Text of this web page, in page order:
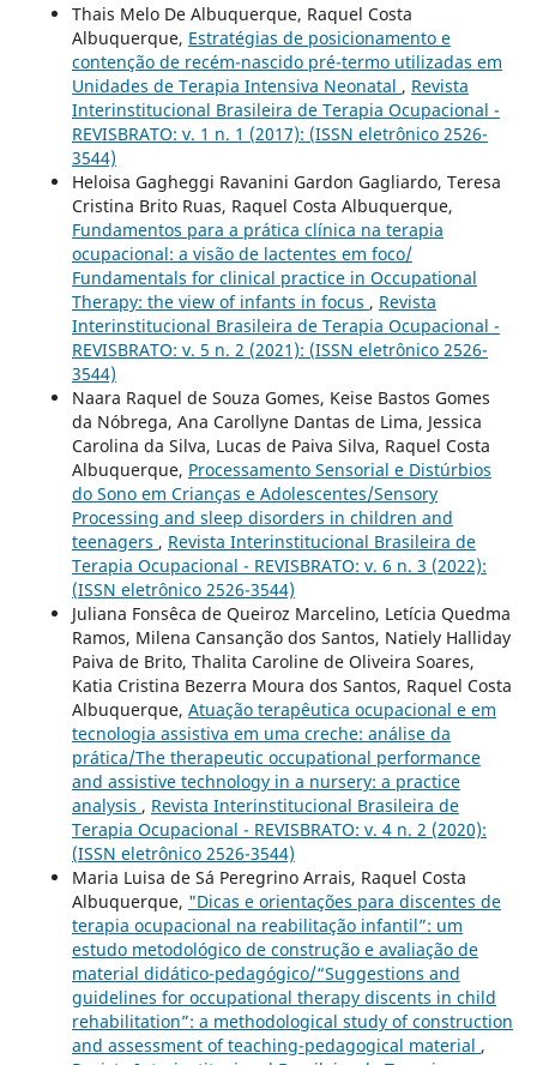
Thais Melo De Albuquerque, Raquel Costa
Albuquerque, Estratégias de posicionamento e
contenção de recém-nascido pré-termo utilizadas em
Unidades de Terapia Intensiva Neonatal , Revista
Interinstitucional Brasileira de Terapia Ocupacional -
REVISBRATO: v. 1 n. 1 (2017): (ISSN eletrônico 2526-
3544)
Heloisa Gagheggi Ravanini Gardon Gagliardo, Teresa
Cristina Brito Ruas, Raquel Costa Albuquerque,
Fundamentos para a prática clínica na terapia
ocupacional: a visão de lactentes em foco/
Fundamentals for clinical practice in Occupational
Therapy: the view of infants in focus , Revista
Interinstitucional Brasileira de Terapia Ocupacional -
REVISBRATO: v. 5 n. 2 (2021): (ISSN eletrônico 2526-
3544)
Naara Raquel de Souza Gomes, Keise Bastos Gomes
da Nóbrega, Ana Carollyne Dantas de Lima, Jessica
Carolina da Silva, Lucas de Paiva Silva, Raquel Costa
Albuquerque, Processamento Sensorial e Distúrbios
do Sono em Crianças e Adolescentes/Sensory
Processing and sleep disorders in children and
teenagers , Revista Interinstitucional Brasileira de
Terapia Ocupacional - REVISBRATO: v. 6 n. 3 (2022):
(ISSN eletrônico 2526-3544)
Juliana Fonsêca de Queiroz Marcelino, Letícia Quedma
Ramos, Milena Cansanção dos Santos, Natiely Halliday
Paiva de Brito, Thalita Caroline de Oliveira Soares,
Katia Cristina Bezerra Moura dos Santos, Raquel Costa
Albuquerque, Atuação terapêutica ocupacional e em
tecnologia assistiva em uma creche: análise da
prática/The therapeutic occupational performance
and assistive technology in a nursery: a practice
analysis , Revista Interinstitucional Brasileira de
Terapia Ocupacional - REVISBRATO: v. 4 n. 2 (2020):
(ISSN eletrônico 2526-3544)
Maria Luisa de Sá Peregrino Arrais, Raquel Costa
Albuquerque, "Dicas e orientações para discentes de
terapia ocupacional na reabilitação infantil”: um
estudo metodológico de construção e avaliação de
material didático-pedagógico/“Suggestions and
guidelines for occupational therapy discents in child
rehabilitation”: a methodological study of construction
and assessment of teaching-pedagogical material ,